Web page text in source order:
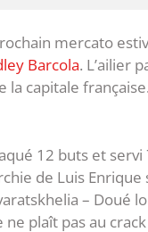
mercato
Barcola. L’ailier
capitale
12 buts et
de Luis Enrique
– Doué
plaît pas au